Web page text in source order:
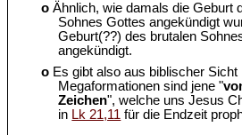
o Ähnlich, wie damals die Geburt
Sohnes Gottes angekündigt
Geburt(??) des brutalen
angekündigt.
o Es gibt also aus biblischer
Megaformationen sind jene "
Zeichen", welche uns Jesus
in Lk 21,11 für die Endzeit